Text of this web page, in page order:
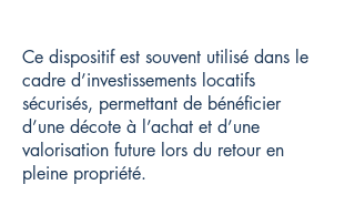
Ce dispositif est souvent utilisé dans le
cadre d’investissements locatifs
sécurisés, permettant de bénéficier
d’une décote à l’achat et d’une
valorisation future lors du retour en
pleine propriété.